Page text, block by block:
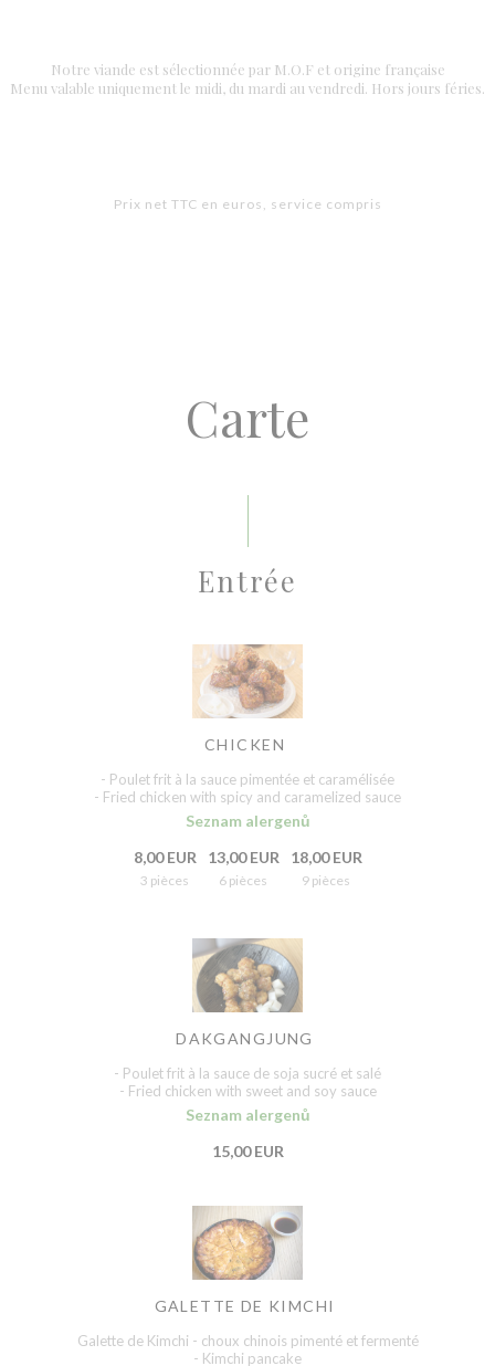
Notre viande est sélectionnée par M.O.F et origine française
Menu valable uniquement le midi, du mardi au vendredi. Hors jours féries.
Prix net TTC en euros, service compris
Carte
Entrée
CHICKEN
- Poulet frit à la sauce pimentée et caramélisée
- Fried chicken with spicy and caramelized sauce
Seznam alergenů
8,00 EUR
3 pièces
13,00 EUR
6 pièces
18,00 EUR
9 pièces
DAKGANGJUNG
- Poulet frit à la sauce de soja sucré et salé
- Fried chicken with sweet and soy sauce
Seznam alergenů
15,00 EUR
GALETTE DE KIMCHI
Galette de Kimchi - choux chinois pimenté et fermenté
- Kimchi pancake